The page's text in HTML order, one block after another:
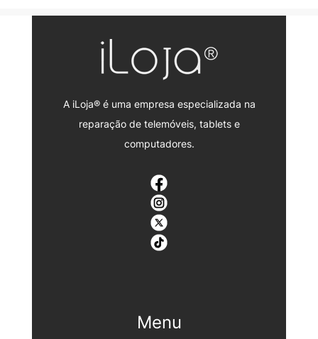
A iLoja® é uma empresa especializada na
reparação de telemóveis, tablets e
computadores.
Menu